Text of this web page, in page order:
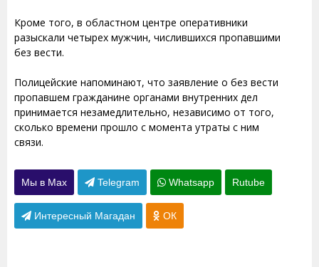
Кроме того, в областном центре оперативники
разыскали четырех мужчин, числившихся пропавшими
без вести.
Полицейские напоминают, что заявление о без вести
пропавшем гражданине органами внутренних дел
принимается незамедлительно, независимо от того,
сколько времени прошло с момента утраты с ним
связи.
Мы в Max Telegram Whatsapp Rutube
Интересный Магадан ОК